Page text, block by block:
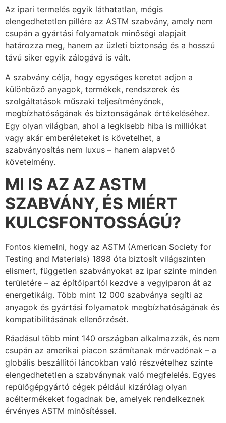
Az ipari termelés egyik láthatatlan, mégis
elengedhetetlen pillére az ASTM szabvány, amely nem
csupán a gyártási folyamatok minőségi alapjait
határozza meg, hanem az üzleti biztonság és a hosszú
távú siker egyik zálogává is vált.
A szabvány célja, hogy egységes keretet adjon a
különböző anyagok, termékek, rendszerek és
szolgáltatások műszaki teljesítményének,
megbízhatóságának és biztonságának értékeléséhez.
Egy olyan világban, ahol a legkisebb hiba is milliókat
vagy akár emberéleteket is követelhet, a
szabványosítás nem luxus – hanem alapvető
követelmény.
MI IS AZ AZ ASTM
SZABVÁNY, ÉS MIÉRT
KULCSFONTOSSÁGÚ?
Fontos kiemelni, hogy az ASTM (American Society for
Testing and Materials) 1898 óta biztosít világszinten
elismert, független szabványokat az ipar szinte minden
területére – az építőipartól kezdve a vegyiparon át az
energetikáig. Több mint 12 000 szabványa segíti az
anyagok és gyártási folyamatok megbízhatóságának és
kompatibilitásának ellenőrzését.
Ráadásul több mint 140 országban alkalmazzák, és nem
csupán az amerikai piacon számítanak mérvadónak – a
globális beszállítói láncokban való részvételhez szinte
elengedhetetlen a szabványnak való megfelelés. Egyes
repülőgépgyártó cégek például kizárólag olyan
acéltermékeket fogadnak be, amelyek rendelkeznek
érvényes ASTM minősítéssel.